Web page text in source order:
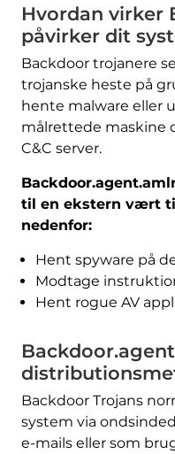
Hvordan virker
påvirker dit
Backdoor trojanere
trojanske heste på
hente malware eller
målrettede maskine
C&C server.
til en ekstern vært
nedenfor:
Hent spyware på
Modtage
Hent rogue AV
Backdoor Trojans
system via
e-mails eller som